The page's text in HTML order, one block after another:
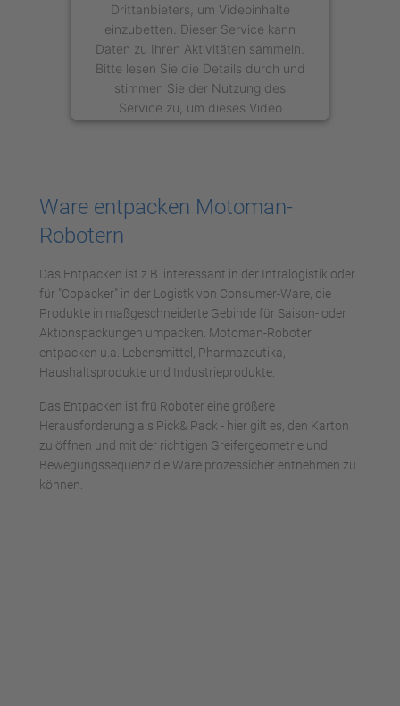
Drittanbieters, um Videoinhalte
einzubetten. Dieser Service kann
Daten zu Ihren Aktivitäten sammeln.
Bitte lesen Sie die Details durch und
stimmen Sie der Nutzung des
Service zu, um dieses Video
anzusehen.
Management Platform
Ware entpacken Motoman-
Robotern
Das Entpacken ist z.B. interessant in der Intralogistik oder
für "Copacker" in der Logistk von Consumer-Ware, die
Produkte in maßgeschneiderte Gebinde für Saison- oder
Aktionspackungen umpacken. Motoman-Roboter
entpacken u.a. Lebensmittel, Pharmazeutika,
Haushaltsprodukte und Industrieprodukte.
Das Entpacken ist frü Roboter eine größere
Herausforderung als Pick& Pack - hier gilt es, den Karton
zu öffnen und mit der richtigen Greifergeometrie und
Bewegungssequenz die Ware prozessicher entnehmen zu
können.